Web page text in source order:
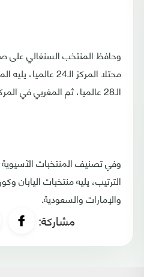
وحافظ المنتخب السنغالي على
محتلا المركز الـ24
الـ28 عالميا، ثم المغربي في المركز الـ43 عالميا.
وفي تصنيف المنتخبات
الترتيب، يليه منتخبات اليابان
والإمارات والسعودية.
مشاركة: